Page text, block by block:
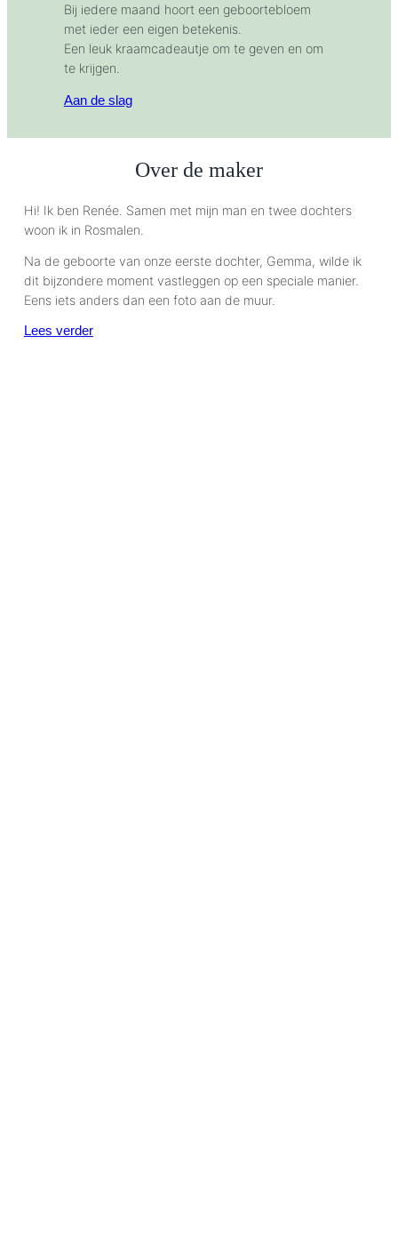
Bij iedere maand hoort een geboortebloem
met ieder een eigen betekenis.
Een leuk kraamcadeautje om te geven en om
te krijgen.
Aan de slag
Over de maker
Hi! Ik ben Renée. Samen met mijn man en twee dochters
woon ik in Rosmalen.
Na de geboorte van onze eerste dochter, Gemma, wilde ik
dit bijzondere moment vastleggen op een speciale manier.
Eens iets anders dan een foto aan de muur.
Lees verder